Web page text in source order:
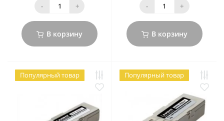
- +
В корзину
- +
В корзину
Популярный товар Популярный товар